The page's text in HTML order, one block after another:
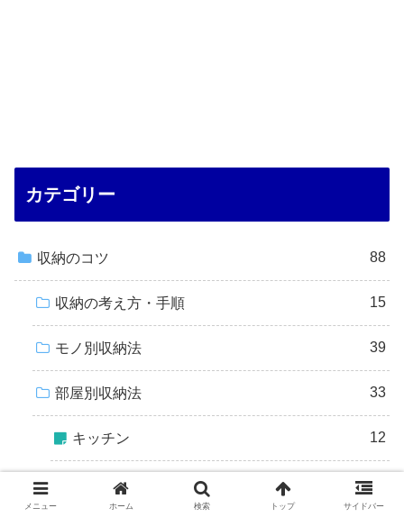
カテゴリー
収納のコツ 88
収納の考え方・手順 15
モノ別収納法 39
部屋別収納法 33
キッチン 12
メニュー ホーム 検索 トップ サイドバー